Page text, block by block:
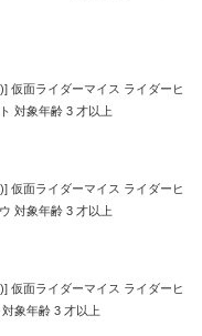
仮面ライダーマイス ライダーヒ
対象年齢 3 才以上
仮面ライダーマイス ライダーヒ
対象年齢 3 才以上
仮面ライダーマイス ライダーヒ
象年齢 3 才以上